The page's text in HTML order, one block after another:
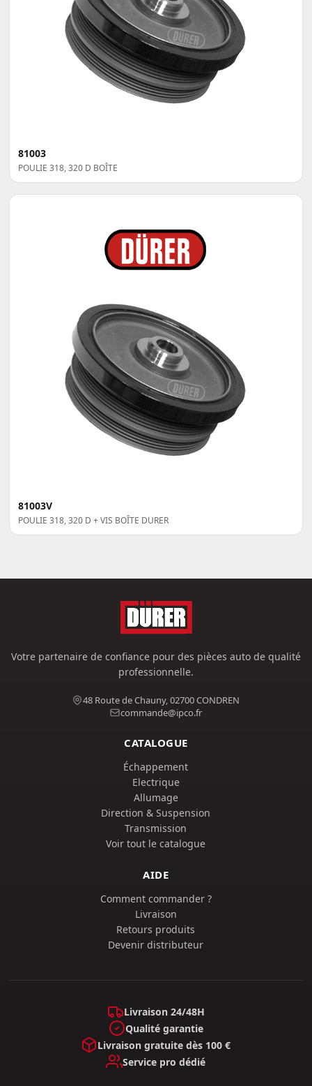
81003
POULIE 318, 320 D BOÎTE
81003V
POULIE 318, 320 D + VIS BOÎTE DURER
Votre partenaire de confiance pour des pièces auto de qualité
professionnelle.
48 Route de Chauny, 02700 CONDREN
commande@ipco.fr
CATALOGUE
Échappement
Electrique
Allumage
Direction & Suspension
Transmission
Voir tout le catalogue
AIDE
Comment commander ?
Livraison
Retours produits
Devenir distributeur
Livraison 24/48H
Qualité garantie
Livraison gratuite dès 100 €
Service pro dédié